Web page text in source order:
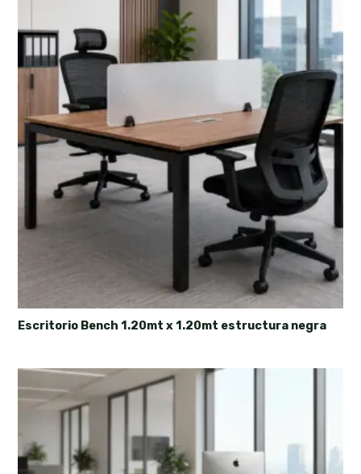
Escritorio Bench 1.20mt x 1.20mt estructura negra